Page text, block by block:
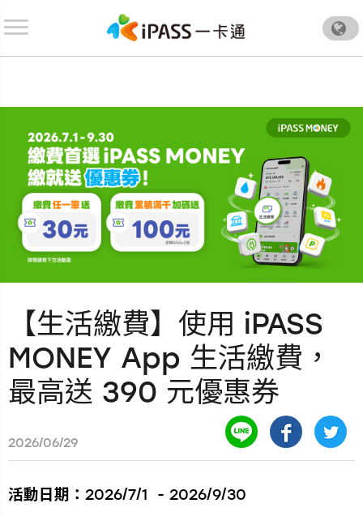
.
【生活繳費】使用 iPASS
MONEY App 生活繳費，
最高送 390 元優惠券
2026/06/29
活動日期： 2026/7/1 - 2026/9/30